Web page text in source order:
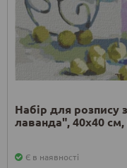
Набір для розпису
лаванда", 40x40 см,
Є в наявності